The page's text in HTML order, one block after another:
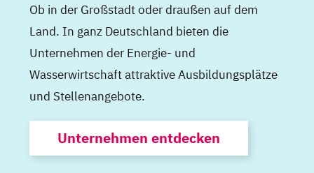
Ob in der Großstadt oder draußen auf dem
Land. In ganz Deutschland bieten die
Unternehmen der Energie- und
Wasserwirtschaft attraktive Ausbildungsplätze
und Stellenangebote.
Unternehmen entdecken